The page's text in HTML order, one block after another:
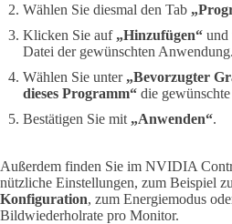
Wählen Sie diesmal den Tab
Klicken Sie auf „Hinzufügen“ und
Datei der gewünschten Anwendung.
Wählen Sie unter „Bevorzugter
dieses Programm“ die
Bestätigen Sie mit „Anwenden“.
Außerdem finden Sie im NVIDIA
nützliche Einstellungen, zum Beispiel
Konfiguration, zum Energiemodus
Bildwiederholrate pro Monitor.